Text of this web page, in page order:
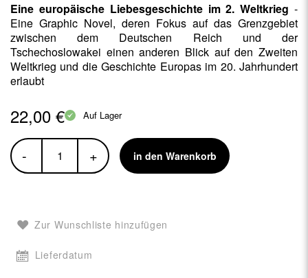
Eine europäische Liebesgeschichte im 2. Weltkrieg -
Eine Graphic Novel, deren Fokus auf das Grenzgebiet
zwischen dem Deutschen Reich und der
Tschechoslowakei einen anderen Blick auf den Zweiten
Weltkrieg und die Geschichte Europas im 20. Jahrhundert
erlaubt
22,00 € Auf Lager
- + in den Warenkorb
Zur Wunschliste hinzufügen
Lieferdatum